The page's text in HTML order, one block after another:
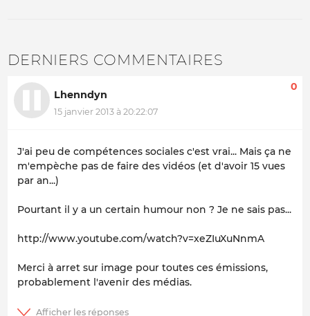
DERNIERS COMMENTAIRES
Lhenndyn
15 janvier 2013 à 20:22:07
0
J'ai peu de compétences sociales c'est vrai... Mais ça ne
m'empèche pas de faire des vidéos (et d'avoir 15 vues
par an...)
Pourtant il y a un certain humour non ? Je ne sais pas...
http://www.youtube.com/watch?v=xeZIuXuNnmA
Merci à arret sur image pour toutes ces émissions,
probablement l'avenir des médias.